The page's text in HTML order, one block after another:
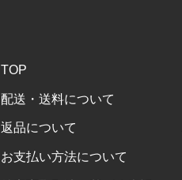
TOP
配送・送料について
返品について
お支払い方法について